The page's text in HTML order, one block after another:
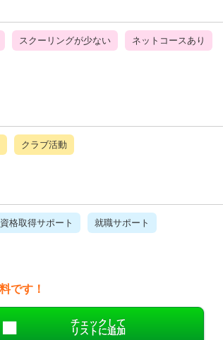
スクーリングが少ない ネットコースあり
クラブ活動
資格取得サポート 就職サポート
です！
チェックして
リストに追加